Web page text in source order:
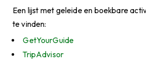
Een lijst met geleide en boekbare
te vinden:
GetYourGuide
TripAdvisor